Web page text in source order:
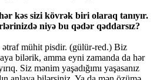
kəs sizi kövrək biri olaraq tanıyır.
niyə bu qədər qəddarsız?
mühit pisdir. (gülür-red.) Biz
bilərik, amma eyni zamanda da hər
Siz mənim yaşadığımı yaşasanız